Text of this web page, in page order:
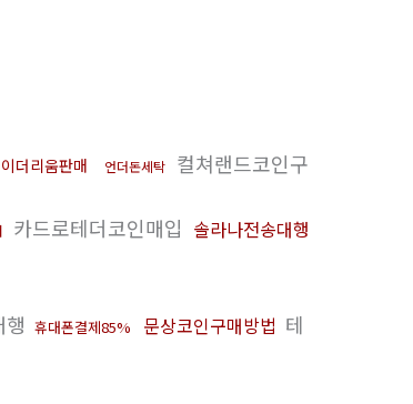
이더리움판매 언더돈세탁
컬쳐랜드코인구
카드로테더코인매입 솔라나전송대행
휴대폰결제85% 문상코인구매방법 테